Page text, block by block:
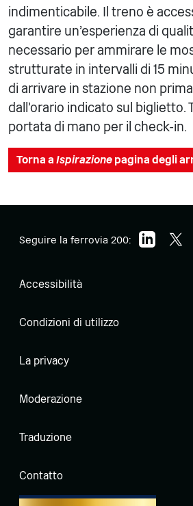
indimenticabile. Il treno è
garantire un'esperienza di
necessario per ammirare le
strutturate in intervalli di 15
di arrivare in stazione non
dall'orario indicato sul biglietto.
portata di mano per il check-in.
Torna a Ispirazione pagina degli
Seguire la ferrovia 200:
Accessibilità
Condizioni di utilizzo
La privacy
Moderazione
Traduzione
Contatto